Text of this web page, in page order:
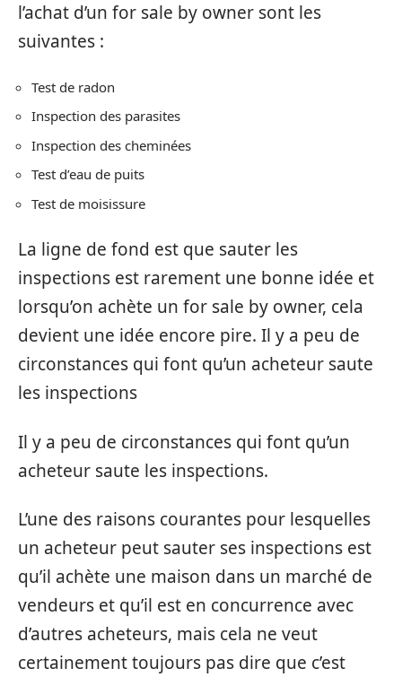
l’achat d’un for sale by owner sont les
suivantes :
Test de radon
Inspection des parasites
Inspection des cheminées
Test d’eau de puits
Test de moisissure
La ligne de fond est que sauter les
inspections est rarement une bonne idée et
lorsqu’on achète un for sale by owner, cela
devient une idée encore pire. Il y a peu de
circonstances qui font qu’un acheteur saute
les inspections
Il y a peu de circonstances qui font qu’un
acheteur saute les inspections.
L’une des raisons courantes pour lesquelles
un acheteur peut sauter ses inspections est
qu’il achète une maison dans un marché de
vendeurs et qu’il est en concurrence avec
d’autres acheteurs, mais cela ne veut
certainement toujours pas dire que c’est